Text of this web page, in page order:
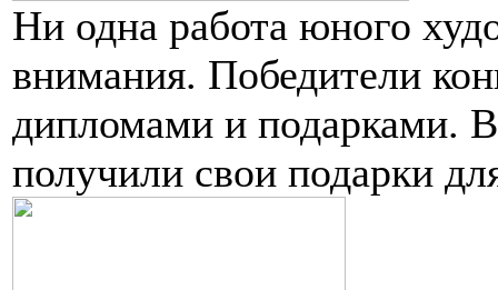
Ни одна работа юного
внимания. Победители
дипломами и подарками.
получили свои подарки